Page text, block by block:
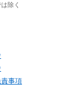
除く
事項